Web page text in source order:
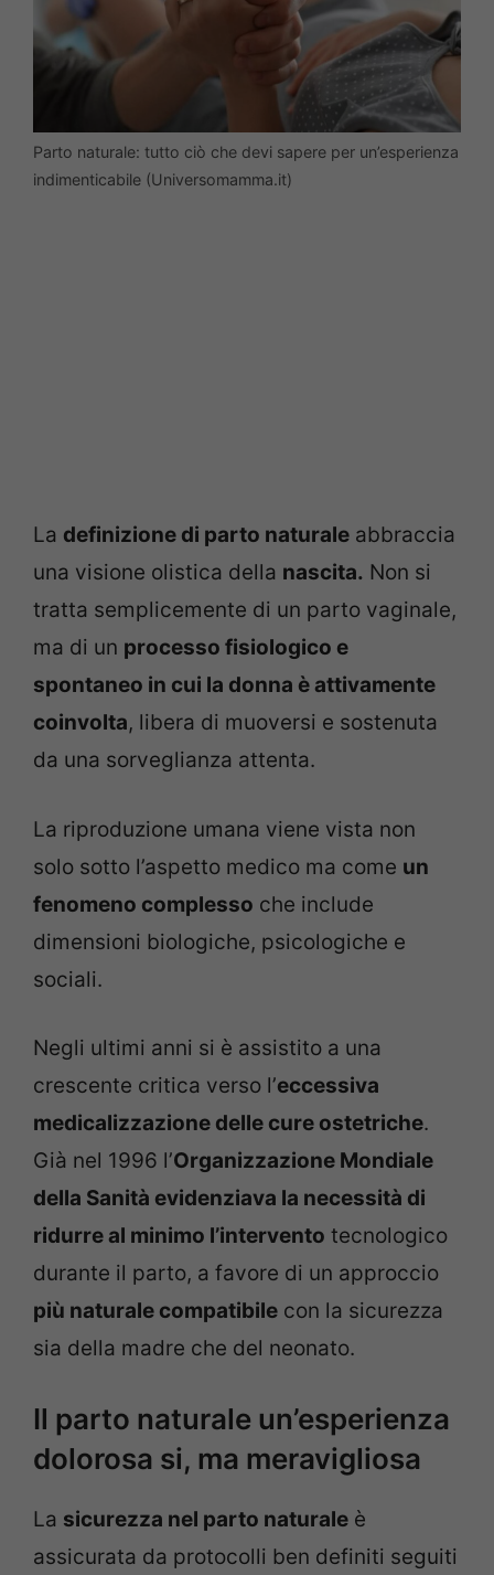
Parto naturale: tutto ciò che devi sapere per un’esperienza
indimenticabile (Universomamma.it)
La definizione di parto naturale abbraccia
una visione olistica della nascita. Non si
tratta semplicemente di un parto vaginale,
ma di un processo fisiologico e
spontaneo in cui la donna è attivamente
coinvolta, libera di muoversi e sostenuta
da una sorveglianza attenta.
La riproduzione umana viene vista non
solo sotto l’aspetto medico ma come un
fenomeno complesso che include
dimensioni biologiche, psicologiche e
sociali.
Negli ultimi anni si è assistito a una
crescente critica verso l’eccessiva
medicalizzazione delle cure ostetriche.
Già nel 1996 l’Organizzazione Mondiale
della Sanità evidenziava la necessità di
ridurre al minimo l’intervento tecnologico
durante il parto, a favore di un approccio
più naturale compatibile con la sicurezza
sia della madre che del neonato.
Il parto naturale un’esperienza
dolorosa si, ma meravigliosa
La sicurezza nel parto naturale è
assicurata da protocolli ben definiti seguiti